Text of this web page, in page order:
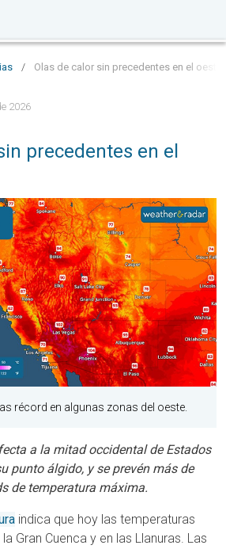
/ Olas de calor sin precedentes en el oeste
2026
precedentes en el
récord en algunas zonas del oeste.
a la mitad occidental de Estados
punto álgido, y se prevén más de
de temperatura máxima.
indica que hoy las temperaturas
Gran Cuenca y en las Llanuras. Las